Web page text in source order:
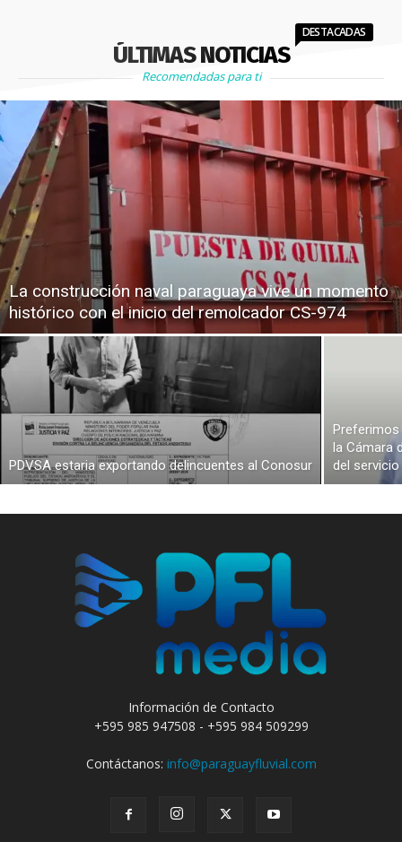
ÚLTIMAS NOTICIAS
DESTACADAS
Recomendadas para ti
La construcción naval paraguaya vive un momento
histórico con el inicio del remolcador CS-974
PDVSA estaria exportando delincuentes al Conosur
Preferimos
la Cámara
del
Información de Contacto
+595 985 947508 - +595 984 509299
Contáctanos: info@paraguayfluvial.com